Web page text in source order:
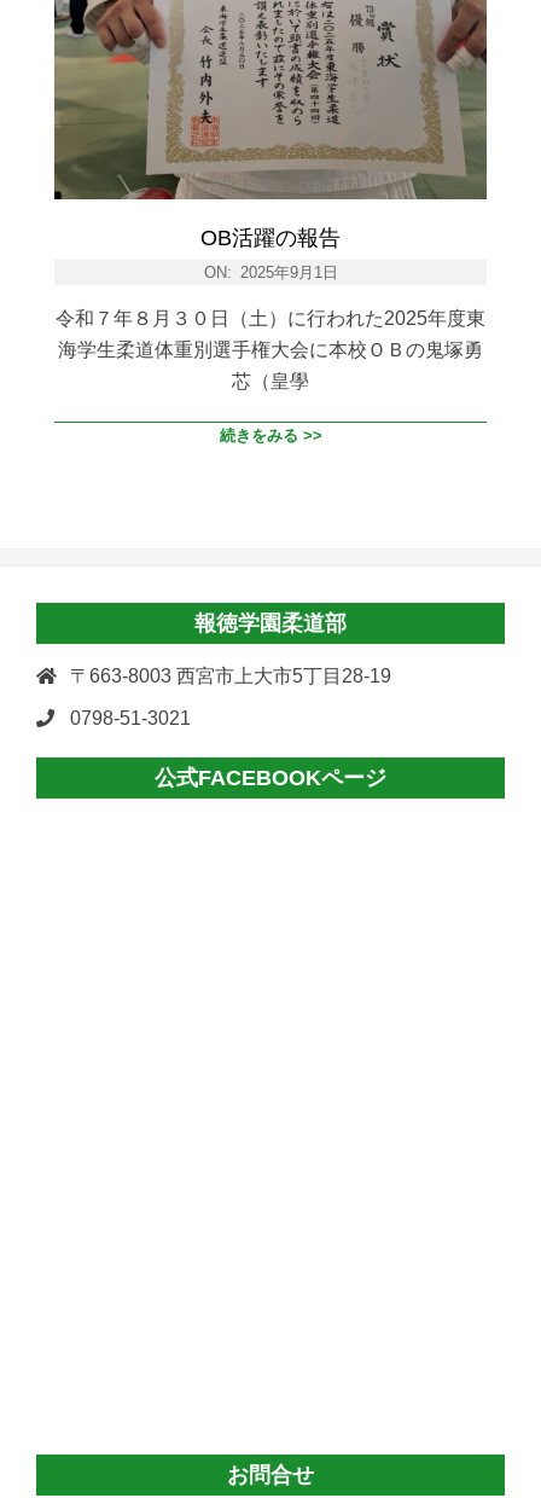
OB活躍の報告
ON: 2025年9月1日
令和７年８月３０日（土）に行われた2025年度東
海学生柔道体重別選手権大会に本校ＯＢの鬼塚勇
芯（皇學
続きをみる >>
報徳学園柔道部
〒663-8003 西宮市上大市5丁目28-19
0798-51-3021
公式FACEBOOKページ
お問合せ